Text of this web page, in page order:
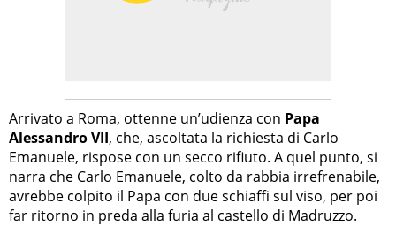
Arrivato a Roma, ottenne un’udienza con Papa
Alessandro VII, che, ascoltata la richiesta di Carlo
Emanuele, rispose con un secco rifiuto. A quel punto, si
narra che Carlo Emanuele, colto da rabbia irrefrenabile,
avrebbe colpito il Papa con due schiaffi sul viso, per poi
far ritorno in preda alla furia al castello di Madruzzo.